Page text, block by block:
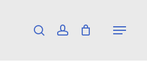
search account Menu